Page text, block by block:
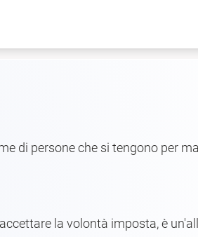
di persone che si tengono per
la volontà imposta, è